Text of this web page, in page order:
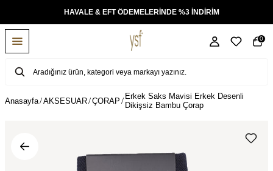
HAVALE & EFT ÖDEMELERİNDE %3 İNDİRİM
0
Anasayfa AKSESUAR ÇORAP
Erkek Saks Mavisi Erkek Desenli
Dikişsiz Bambu Çorap